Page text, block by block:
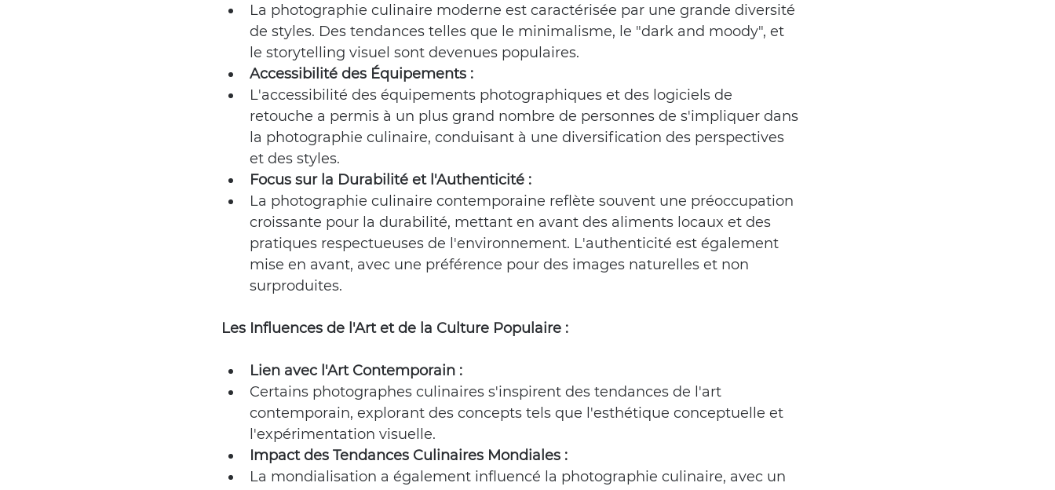
La photographie culinaire moderne est caractérisée par une grande diversité
de styles. Des tendances telles que le minimalisme, le "dark and moody", et
le storytelling visuel sont devenues populaires.
Accessibilité des Équipements :
L'accessibilité des équipements photographiques et des logiciels de
retouche a permis à un plus grand nombre de personnes de s'impliquer dans
la photographie culinaire, conduisant à une diversification des perspectives
et des styles.
Focus sur la Durabilité et l'Authenticité :
La photographie culinaire contemporaine reflète souvent une préoccupation
croissante pour la durabilité, mettant en avant des aliments locaux et des
pratiques respectueuses de l'environnement. L'authenticité est également
mise en avant, avec une préférence pour des images naturelles et non
surproduites.
Les Influences de l'Art et de la Culture Populaire :
Lien avec l'Art Contemporain :
Certains photographes culinaires s'inspirent des tendances de l'art
contemporain, explorant des concepts tels que l'esthétique conceptuelle et
l'expérimentation visuelle.
Impact des Tendances Culinaires Mondiales :
La mondialisation a également influencé la photographie culinaire, avec un